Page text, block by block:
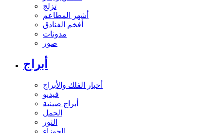
تزلج
أشهر المطاعم
أفخم الفنادق
مدونات
صور
أبراج
أخبار الفلك والأبراج
فيديو
أبراج صينية
الحمل
الثور